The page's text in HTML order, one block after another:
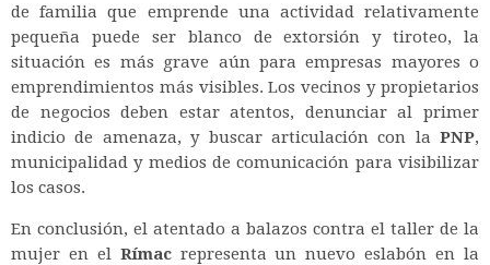
de familia que emprende una actividad relativamente
pequeña puede ser blanco de extorsión y tiroteo, la
situación es más grave aún para empresas mayores o
emprendimientos más visibles. Los vecinos y propietarios
de negocios deben estar atentos, denunciar al primer
indicio de amenaza, y buscar articulación con la PNP,
municipalidad y medios de comunicación para visibilizar
los casos.
En conclusión, el atentado a balazos contra el taller de la
mujer en el Rímacrepresenta un nuevo eslabón en la